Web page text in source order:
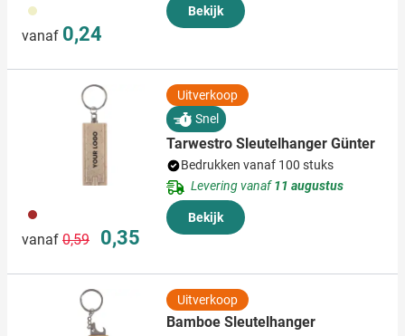
311
vanaf 0,24
Bekijk
011
vanaf Normale prijs
0,59 Speciale prijs
0,35
Uitverkoop
Snel
Tarwestro Sleutelhanger Günter
Bedrukken vanaf 100 stuks
Levering vanaf11 augustus
Bekijk
Uitverkoop
Bamboe Sleutelhanger